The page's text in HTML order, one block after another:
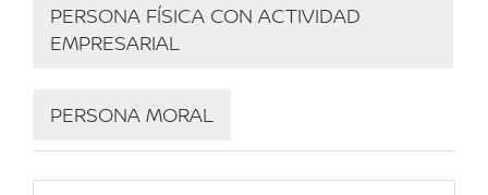
PERSONA FÍSICA CON ACTIVIDAD
EMPRESARIAL
PERSONA MORAL